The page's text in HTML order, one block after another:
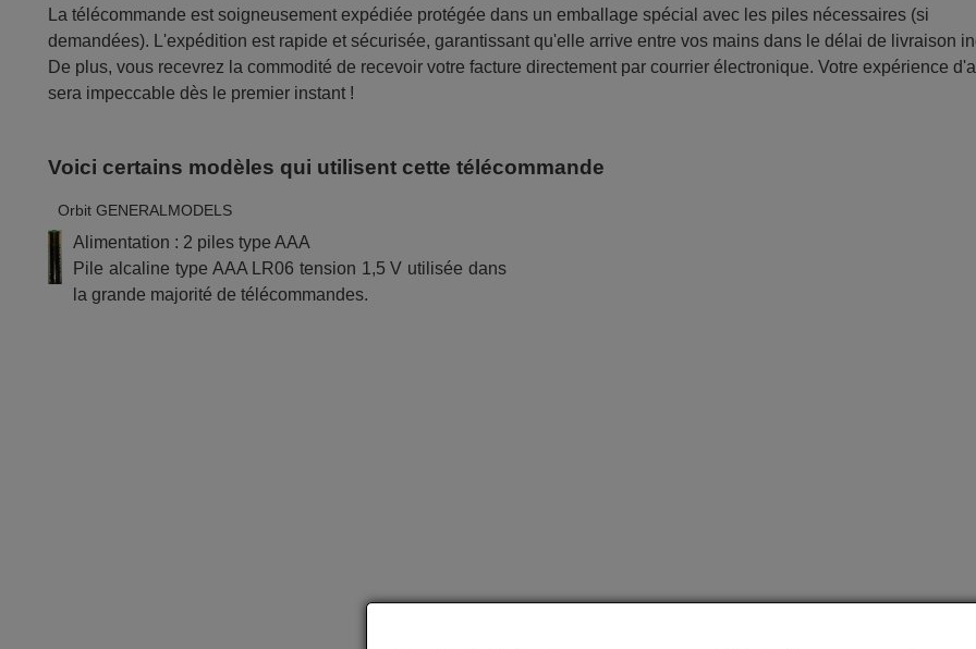
La télécommande est soigneusement expédiée protégée dans un emballage spécial avec les piles nécessaires (si
demandées). L'expédition est rapide et sécurisée, garantissant qu'elle arrive entre vos mains dans le délai de livraison
De plus, vous recevrez la commodité de recevoir votre facture directement par courrier électronique. Votre expérience
sera impeccable dès le premier instant !
Voici certains modèles qui utilisent cette télécommande
Orbit GENERALMODELS
Alimentation : 2 piles type AAA
Pile alcaline type AAA LR06 tension 1,5 V utilisée dans
la grande majorité de télécommandes.